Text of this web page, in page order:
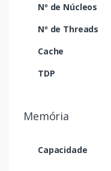
Nº de Núcleos
Nº de Threads
Cache
TDP
Memória
Capacidade